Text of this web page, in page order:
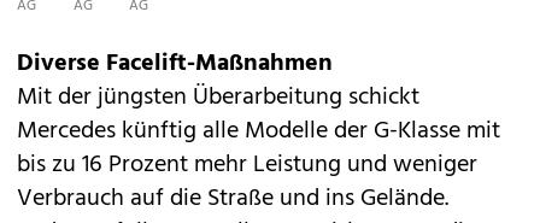
AG
AG
AG
Diverse Facelift-Maßnahmen
Mit der jüngsten Überarbeitung schickt
Mercedes künftig alle Modelle der G-Klasse mit
bis zu 16 Prozent mehr Leistung und weniger
Verbrauch auf die Straße und ins Gelände.